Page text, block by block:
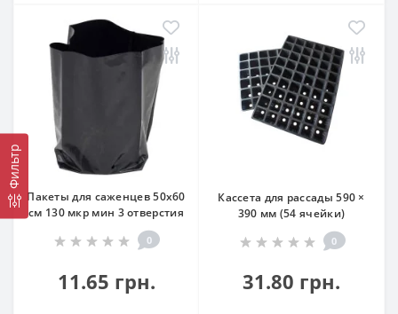
Фильтр
Пакеты для саженцев 50х60
см 130 мкр мин 3 отверстия
0
11.65 грн.
Кассета для рассады 590 ×
390 мм (54 ячейки)
0
31.80 грн.